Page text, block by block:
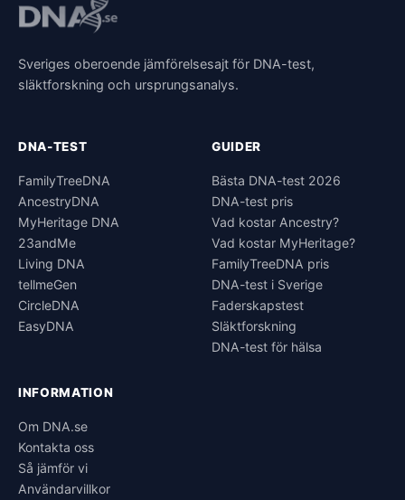
Sveriges oberoende jämförelsesajt för DNA-test,
släktforskning och ursprungsanalys.
DNA-TEST
FamilyTreeDNA
AncestryDNA
MyHeritage DNA
23andMe
Living DNA
tellmeGen
CircleDNA
EasyDNA
GUIDER
Bästa DNA-test 2026
DNA-test pris
Vad kostar Ancestry?
Vad kostar MyHeritage?
FamilyTreeDNA pris
DNA-test i Sverige
Faderskapstest
Släktforskning
DNA-test för hälsa
INFORMATION
Om DNA.se
Kontakta oss
Så jämför vi
Användarvillkor